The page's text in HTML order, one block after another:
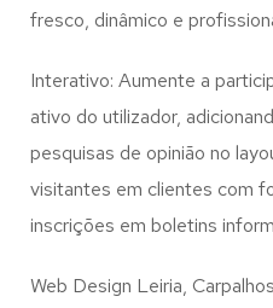
fresco, dinâmico e
Interativo: Aumente a
ativo do utilizador,
pesquisas de opinião no
visitantes em clientes com
inscrições em boletins
Web Design Leiria,